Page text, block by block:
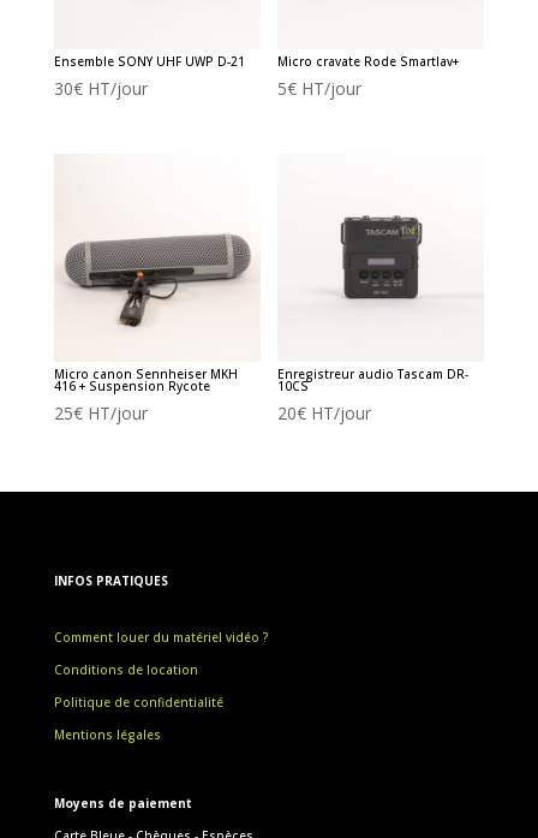
Ensemble SONY UHF UWP D-21
30€HT/jour
Micro cravate Rode Smartlav+
5€ HT/jour
Micro canon Sennheiser MKH
416 + Suspension Rycote
25€HT/jour
Enregistreur audio Tascam DR-
10CS
20€ HT/jour
INFOS PRATIQUES
Comment louer du matériel vidéo ?
Conditions de location
Politique de confidentialité
Mentions légales
Moyens de paiement